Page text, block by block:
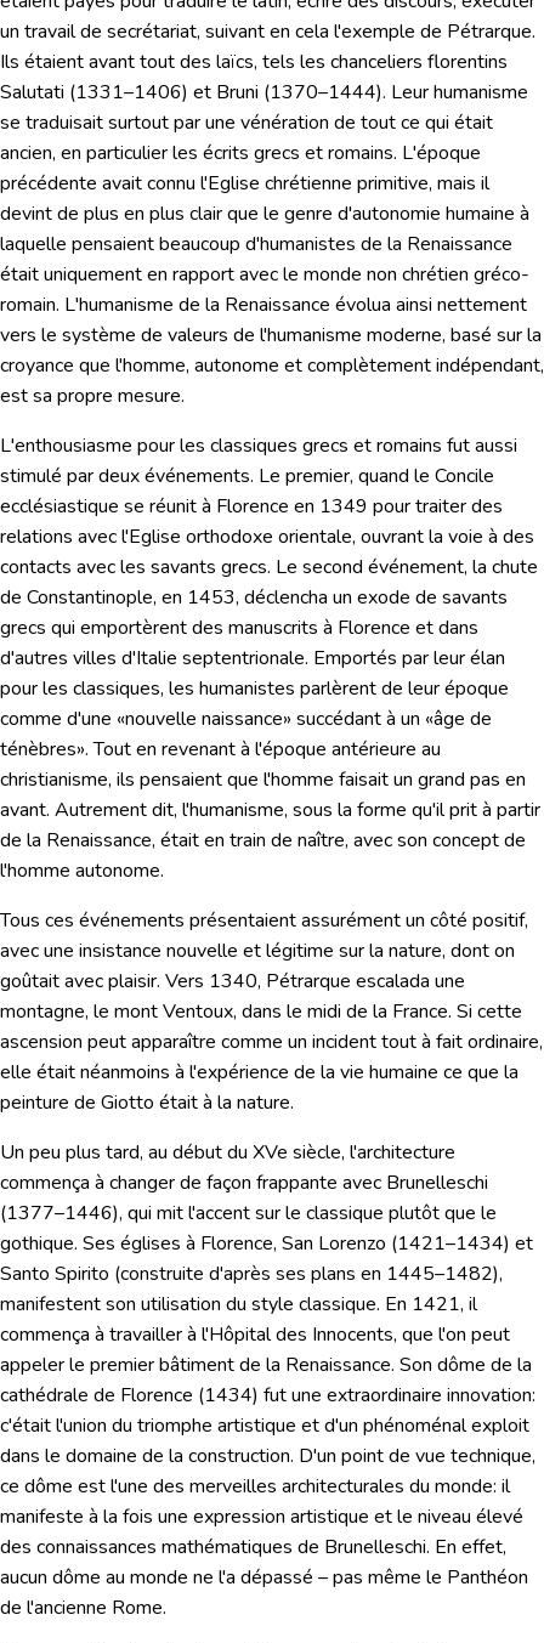
un travail de secrétariat, suivant en cela l'exemple de Pétrarque.
Ils étaient avant tout des laïcs, tels les chanceliers florentins
Salutati (1331–1406) et Bruni (1370–1444). Leur humanisme
se traduisait surtout parune vénération de tout ce qui était
ancien, en particulier les écrits grecs et romains. L'époque
précédente avait connu l'Eglise chrétienne primitive, mais il
devint de plus en plus clair que le genre d'autonomie humaine à
laquelle pensaient beaucoup d'humanistes de la Renaissance
était uniquement en rapport avecle monde non chrétien gréco-
romain. L'humanisme de la Renaissance évolua ainsi nettement
vers le système de valeurs de l'humanisme moderne, basé sur la
croyance que l'homme, autonome et complètement indépendant,
est sa propre mesure.
L'enthousiasme pour les classiques grecs et romains fut aussi
stimulé par deux événements. Le premier, quand le Concile
ecclésiastique se réunit à Florence en 1349 pour traiter des
relations avec l'Eglise orthodoxe orientale, ouvrant la voie à des
contacts avec les savants grecs. Le second événement, la chute
de Constantinople, en 1453, déclencha un exode de savants
grecs qui emportèrent des manuscrits à Florence et dans
d'autres villes d'Italie septentrionale. Emportés par leur élan
pour les classiques, les humanistes parlèrent de leur époque
comme d'une «nouvelle naissance» succédant à un «âge de
ténèbres». Tout en revenant à l'époque antérieure au
christianisme, ils pensaient que l'homme faisait un grand pas en
avant. Autrement dit, l'humanisme, sous la forme qu'il prit à partir
de la Renaissance, était en train de naître, avecson concept de
l'homme autonome.
Tous ces événements présentaient assurément un côté positif,
avec une insistance nouvelle et légitime sur la nature, dont on
goûtait avec plaisir. Vers 1340, Pétrarque escalada une
montagne, le mont Ventoux, dans le midi de la France. Si cette
ascension peut apparaître comme un incident tout à fait ordinaire,
elle était néanmoins à l'expérience de la vie humaine ce que la
peinture de Giotto était à la nature.
Un peu plus tard, au début du XVe siècle, l'architecture
commença à changer de façon frappante avec Brunelleschi
(1377–1446), qui mit l'accent sur le classique plutôt que le
gothique. Ses églises à Florence, San Lorenzo (1421–1434) et
Santo Spirito (construite d'après ses plans en 1445–1482),
manifestent son utilisation du style classique. En 1421, il
commença à travailler à l'Hôpital des Innocents, que l'on peut
appeler le premier bâtiment de la Renaissance. Son dôme de la
cathédrale de Florence (1434) fut une extraordinaire innovation:
c'était l'union du triomphe artistique et d'un phénoménal exploit
dans le domaine de la construction. D'un point de vue technique,
ce dôme est l'une des merveilles architecturales du monde: il
manifeste à la fois une expression artistique et le niveau élevé
des connaissances mathématiques de Brunelleschi. En effet,
aucun dôme au monde ne l'a dépassé – pas même le Panthéon
de l'ancienne Rome.